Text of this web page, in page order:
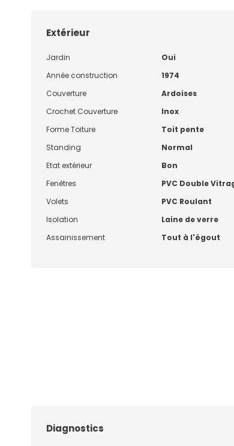
Extérieur
Jardin
Oui
Année construction
1974
Couverture
Ardoises
Crochet Couverture
Inox
Forme Toiture
Toit pente
Standing
Normal
Etat extérieur
Bon
Fenêtres
PVC Double
Volets
PVC Roulant
Isolation
Laine de verre
Assainissement
Tout à l'égout
Diagnostics